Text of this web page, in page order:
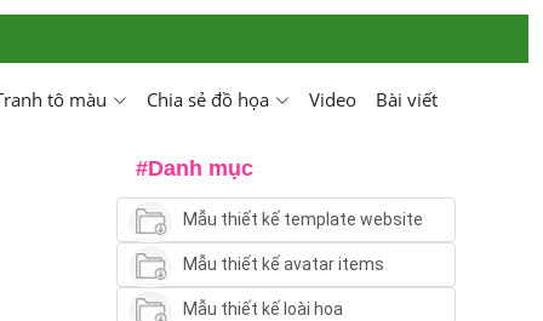
tô màu Chia sẻ đồ họa Video Bài viết
#Danh mục
Mẫu thiết kế template website
Mẫu thiết kế avatar items
Mẫu thiết kế loài hoa